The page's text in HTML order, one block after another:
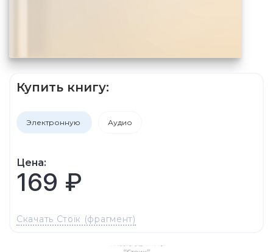
Купить книгу:
Электронную Аудио
Цена:
169 ₽
Скачать Стоїк (фрагмент)